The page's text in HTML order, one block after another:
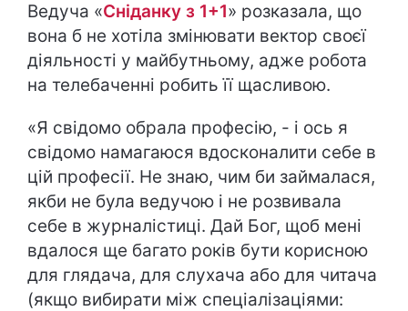
Ведуча «Сніданку з 1+1» розказала, що
вона б не хотіла змінювати вектор своєї
діяльності у майбутньому, адже робота
на телебаченні робить її щасливою.
«Я свідомо обрала професію, - і ось я
свідомо намагаюся вдосконалити себе в
цій професії. Не знаю, чим би займалася,
якби не була ведучою і не розвивала
себе в журналістиці. Дай Бог, щоб мені
вдалося ще багато років бути корисною
для глядача, для слухача або для читача
(якщо вибирати між спеціалізаціями: